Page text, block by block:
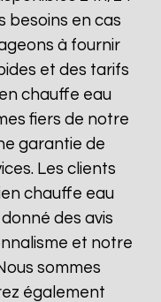
besoins en cas
à fournir
et des tarifs
chauffe eau
fiers de notre
garantie de
Les clients
chauffe eau
des avis
et notre
sommes
également